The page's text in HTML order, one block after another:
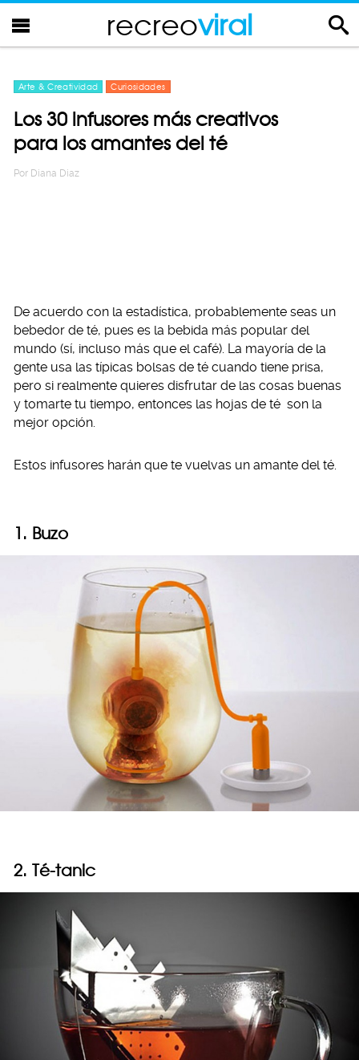
recreoviral
Arte & Creatividad Curiosidades
Los 30 infusores más creativos
para los amantes del té
Por Diana Diaz
De acuerdo con la estadística, probablemente seas un
bebedor de té, pues es la bebida más popular del
mundo (sí, incluso más que el café). La mayoría de la
gente usa las típicas bolsas de té cuando tiene prisa,
pero si realmente quieres disfrutar de las cosas buenas
y tomarte tu tiempo, entonces las hojas de té son la
mejor opción.
Estos infusores harán que te vuelvas un amante del té.
1. Buzo
2. Té-tanic